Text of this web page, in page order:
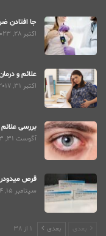
جا افتادن
اکتبر 28, 2023
علائم و
اکتبر 31, 2017
بررسی
آگوست 31, 2023
قرص
سپتامبر 15, 2024
بعدی بعدی 1 از 38